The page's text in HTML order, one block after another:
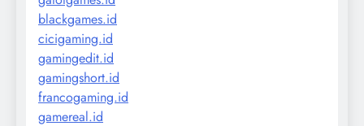
blackgames.id
cicigaming.id
gamingedit.id
gamingshort.id
francogaming.id
gamereal.id